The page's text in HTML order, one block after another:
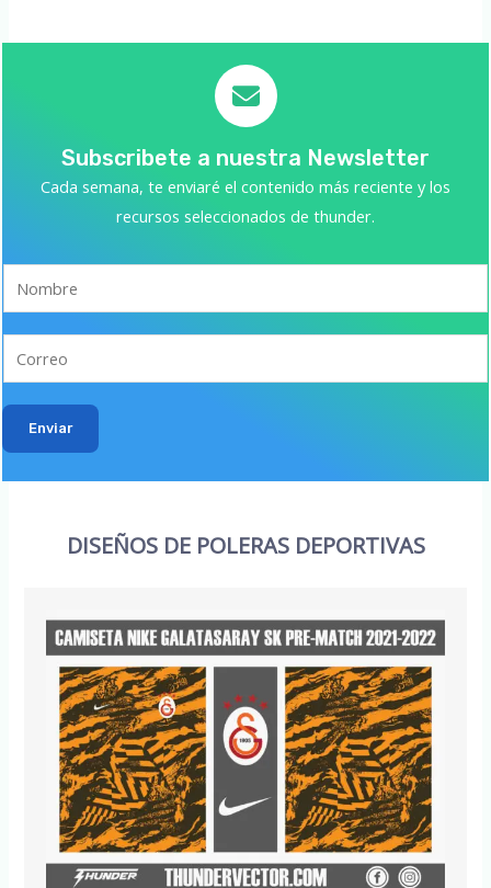
Subscribete a nuestra Newsletter
Cada semana, te enviaré el contenido más reciente y los
recursos seleccionados de thunder.
Enviar
DISEÑOS DE POLERAS DEPORTIVAS